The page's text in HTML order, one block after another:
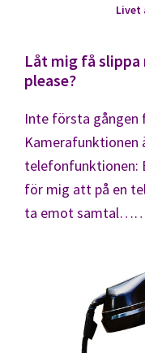
Livet
Låt mig få
please?
Inte första gången
Kamerafunktionen
telefonfunktionen:
för mig att på en
ta emot